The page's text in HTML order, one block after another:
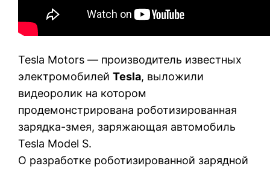
Tesla Motors — производитель известных
электромобилейTesla, выложили
видеоролик на котором
продемонстрирована роботизированная
зарядка-змея, заряжающая автомобиль
Tesla Model S.
О разработке роботизированной зарядной